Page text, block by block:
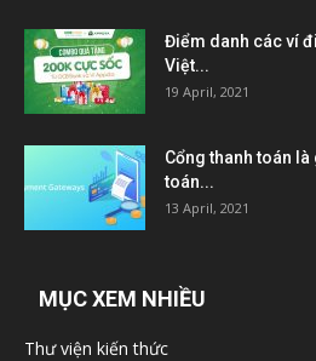
Điểm danh các ví
Việt...
19 April, 2021
Cổng thanh toán
toán...
13 April, 2021
MỤC XEM NHIỀU
Thư viện kiến thức